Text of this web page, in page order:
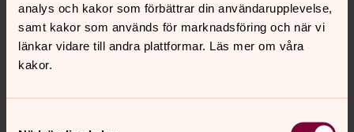
analys och kakor som förbättrar din användarupplevelse,
samt kakor som används för marknadsföring och när vi
länkar vidare till andra plattformar. Läs mer om våra
kakor.
Foto: Pixabay
Tro, hopp och kärlek
Tro, hopp och kärlek är viktiga värden i kristen tro och i